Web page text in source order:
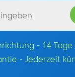
- 14 Tage
- Jederzeit